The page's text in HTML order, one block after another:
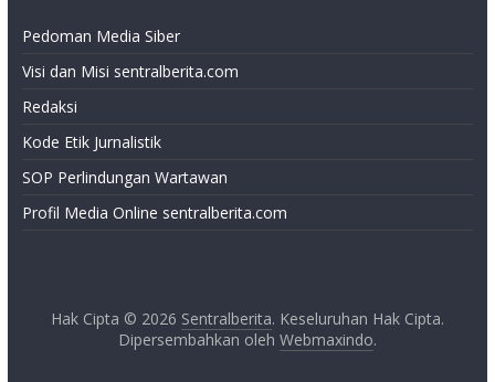
Pedoman Media Siber
Visi dan Misi sentralberita.com
Redaksi
Kode Etik Jurnalistik
SOP Perlindungan Wartawan
Profil Media Online sentralberita.com
Hak Cipta © 2026 Sentralberita. Keseluruhan Hak Cipta.
Dipersembahkan oleh Webmaxindo.